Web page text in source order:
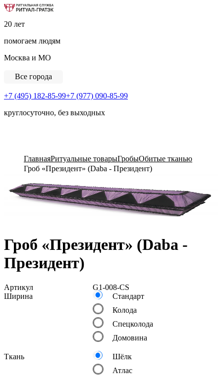
Ритуальная Служба «Ритуал-ГРАТЭК»
20 лет
помогаем людям
Москва и МО
Все города
+7 (495) 182-85-99+7 (977) 090-85-99
круглосуточно, без выходных
ГлавнаяРитуальные товарыГробыОбитые тканью
Гроб «Президент» (Daba - Президент)
Гроб «Президент» (Daba -
Президент)
Артикул
G1-008-CS
Ширина
Стандарт
Колода
Спецколода
Домовина
Ткань
Шёлк
Атлас